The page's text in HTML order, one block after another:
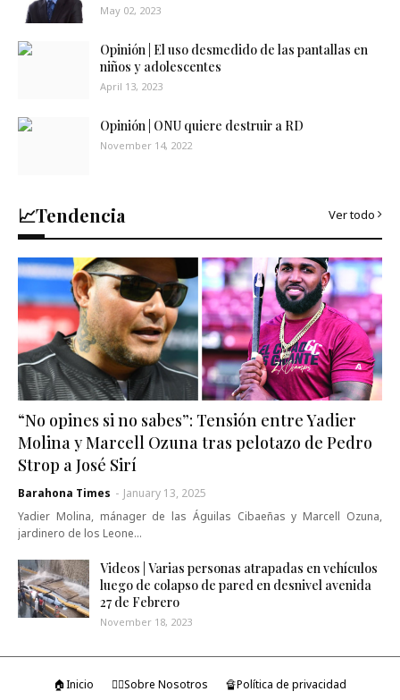
May 02, 2023
Opinión | El uso desmedido de las pantallas en
niños y adolescentes
April 13, 2023
Opinión | ONU quiere destruir a RD
November 14, 2022
📈Tendencia Ver todo
“No opines si no sabes”: Tensión entre Yadier
Molina y Marcell Ozuna tras pelotazo de Pedro
Strop a José Sirí
Barahona Times - January 13, 2025
Yadier Molina, mánager de las Águilas Cibaeñas y Marcell Ozuna,
jardinero de los Leone…
Videos | Varias personas atrapadas en vehículos
luego de colapso de pared en desnivel avenida
27 de Febrero
November 18, 2023
🏠Inicio 🤷‍♂️Sobre Nosotros 🔏Política de privacidad